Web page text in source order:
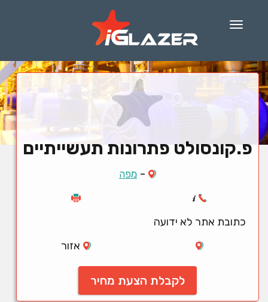
Menu
פ.קונסולט פתרונות תעשייתיים
- מפה
כתובת אתר לא ידועה
אזור
לקבלת הצעת מחיר